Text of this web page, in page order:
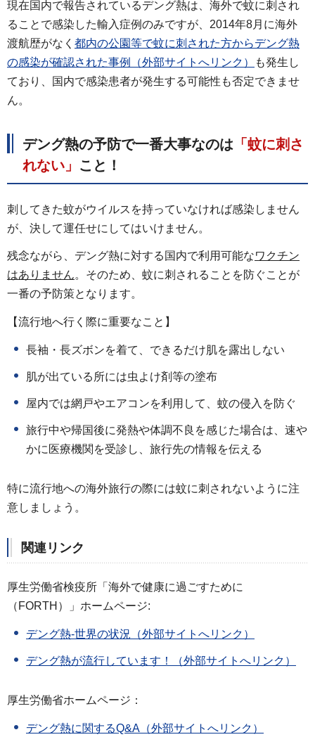
現在国内で報告されているデング熱は、海外で蚊に刺され
ることで感染した輸入症例のみですが、2014年8月に海外
渡航歴がなく 都内の公園等で蚊に刺された方からデング熱
の感染が確認された事例（外部サイトへリンク）
も発生し
ており、国内で感染患者が発生する可能性も否定できませ
ん。
デング熱の予防で一番大事なのは 「蚊に刺さ
れない」 こと！
刺してきた蚊がウイルスを持っていなければ感染しません
が、決して運任せにしてはいけません。
残念ながら、デング熱に対する国内で利用可能なワクチン
はありません。そのため、蚊に刺されることを防ぐことが
一番の予防策となります。
【流行地へ行く際に重要なこと】
長袖・長ズボンを着て、できるだけ肌を露出しない
肌が出ている所には虫よけ剤等の塗布
屋内では網戸やエアコンを利用して、蚊の侵入を防ぐ
旅行中や帰国後に発熱や体調不良を感じた場合は、速や
かに医療機関を受診し、旅行先の情報を伝える
特に流行地への海外旅行の際には蚊に刺されないように注
意しましょう。
関連リンク
厚生労働省検疫所「海外で健康に過ごすために
（FORTH）」ホームページ:
デング熱-世界の状況（外部サイトへリンク）
デング熱が流行しています！（外部サイトへリンク）
厚生労働省ホームページ：
デング熱に関するQ&A（外部サイトへリンク）